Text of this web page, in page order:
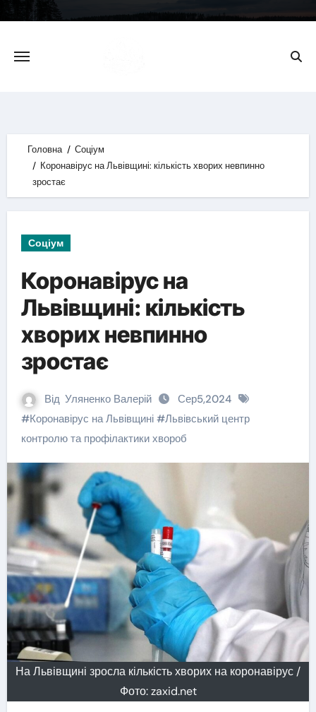
content
Головна
Соціум
Коронавірус на Львівщині: кількість хворих невпинно
зростає
Соціум
Коронавірус на
Львівщині: кількість
хворих невпинно
зростає
Від Уляненко Валерій
Сер5,2024
#Коронавірус на Львівщині#Львівський центр
контролю та профілактики хвороб
На Львівщині зросла кількість хворих на коронавірус /
Фото: zaxid.net